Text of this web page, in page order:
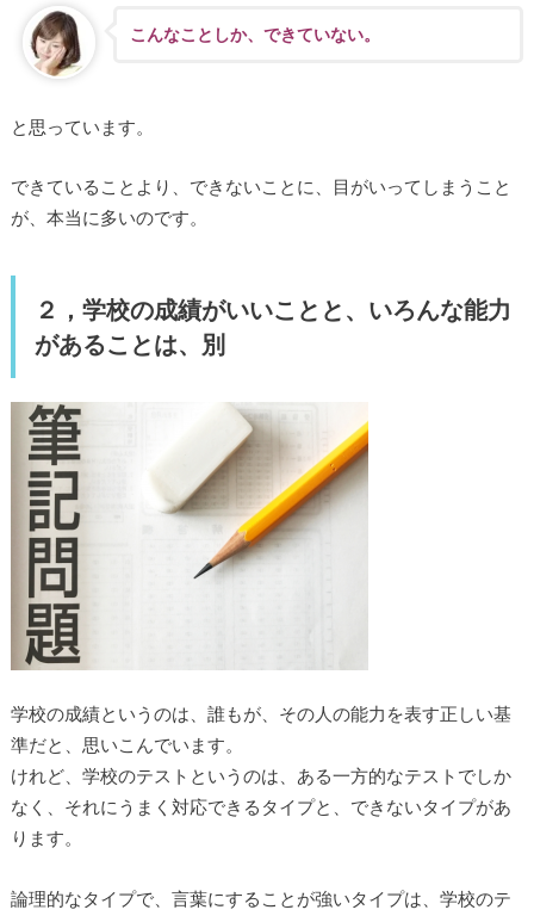
こんなことしか、できていない。
と思っています。
できていることより、できないことに、目がいってしまうこと
が、本当に多いのです。
２，学校の成績がいいことと、いろんな能力
があることは、別
学校の成績というのは、誰もが、その人の能力を表す正しい基
準だと、思いこんでいます。
けれど、学校のテストというのは、ある一方的なテストでしか
なく、それにうまく対応できるタイプと、できないタイプがあ
ります。
論理的なタイプで、言葉にすることが強いタイプは、学校のテ